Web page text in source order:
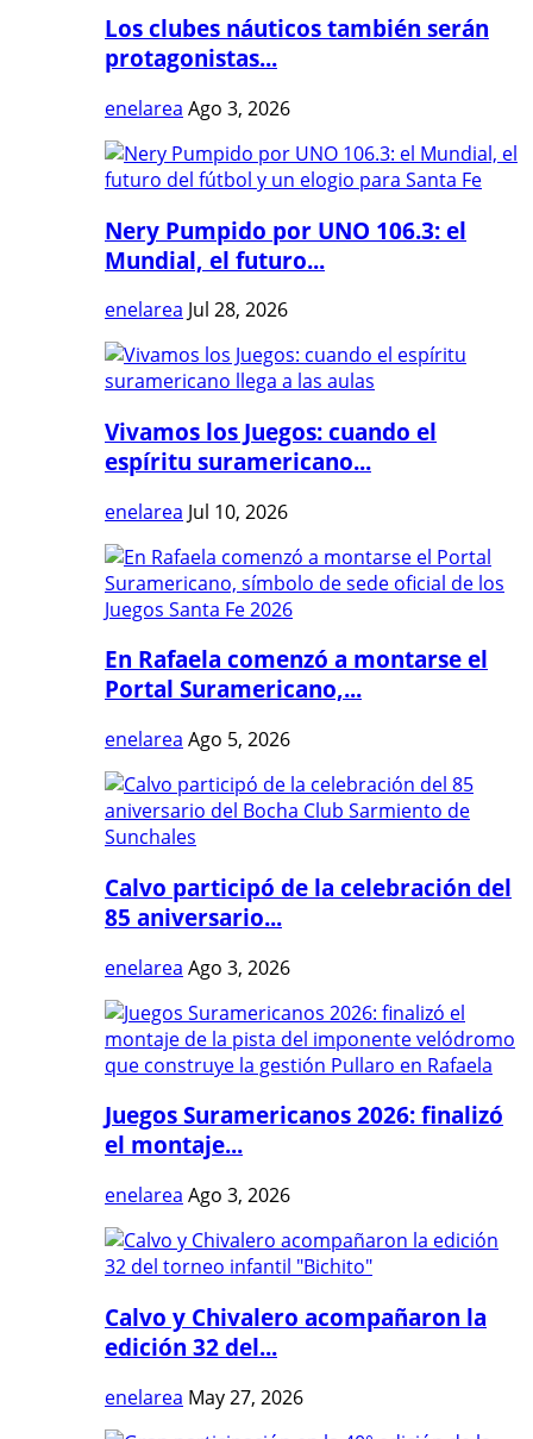
Los clubes náuticos también serán
protagonistas...
enelarea Ago 3, 2026
Nery Pumpido por UNO 106.3: el
Mundial, el futuro...
enelarea Jul 28, 2026
Vivamos los Juegos: cuando el
espíritu suramericano...
enelarea Jul 10, 2026
En Rafaela comenzó a montarse el
Portal Suramericano,...
enelarea Ago 5, 2026
Calvo participó de la celebración del
85 aniversario...
enelarea Ago 3, 2026
Juegos Suramericanos 2026: finalizó
el montaje...
enelarea Ago 3, 2026
Calvo y Chivalero acompañaron la
edición 32 del...
enelarea May 27, 2026